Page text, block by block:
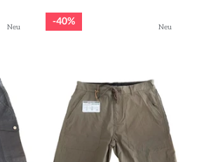
Neu Neu
40%